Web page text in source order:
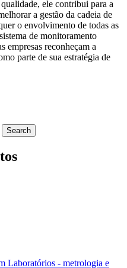
ele contribui para a
a gestão da cadeia de
o envolvimento de todas as
de monitoramento
empresas reconheçam a
parte de sua estratégia de